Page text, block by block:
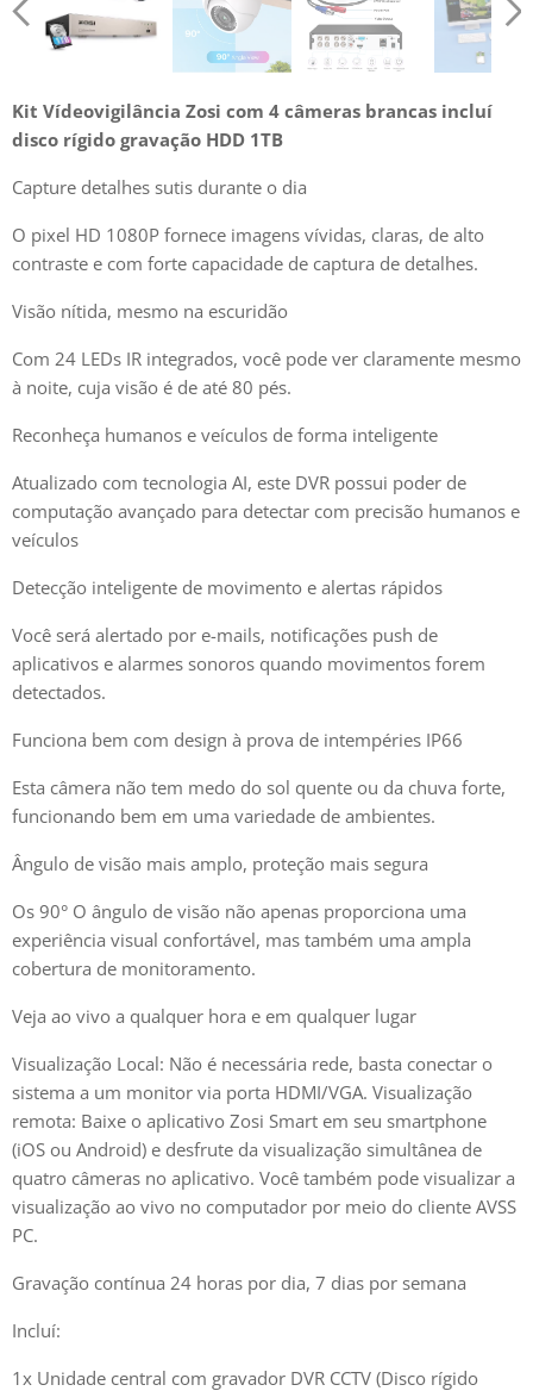
Kit Vídeovigilância Zosi com 4 câmeras brancas incluí
disco rígido gravação HDD 1TB
Capture detalhes sutis durante o dia
O pixel HD 1080P fornece imagens vívidas, claras, de alto
contraste e com forte capacidade de captura de detalhes.
Visão nítida, mesmo na escuridão
Com 24 LEDs IR integrados, você pode ver claramente mesmo
à noite, cuja visão é de até 80 pés.
Reconheça humanos e veículos de forma inteligente
Atualizado com tecnologia AI, este DVR possui poder de
computação avançado para detectar com precisão humanos e
veículos
Detecção inteligente de movimento e alertas rápidos
Você será alertado por e-mails, notificações push de
aplicativos e alarmes sonoros quando movimentos forem
detectados.
Funciona bem com design à prova de intempéries IP66
Esta câmera não tem medo do sol quente ou da chuva forte,
funcionando bem em uma variedade de ambientes.
Ângulo de visão mais amplo, proteção mais segura
Os 90° O ângulo de visão não apenas proporciona uma
experiência visual confortável, mas também uma ampla
cobertura de monitoramento.
Veja ao vivo a qualquer hora e em qualquer lugar
Visualização Local: Não é necessária rede, basta conectar o
sistema a um monitor via porta HDMI/VGA. Visualização
remota: Baixe o aplicativo Zosi Smart em seu smartphone
(iOS ou Android) e desfrute da visualização simultânea de
quatro câmeras no aplicativo. Você também pode visualizar a
visualização ao vivo no computador por meio do cliente AVSS
PC.
Gravação contínua 24 horas por dia, 7 dias por semana
Incluí:
1x Unidade central com gravador DVR CCTV (Disco rígido